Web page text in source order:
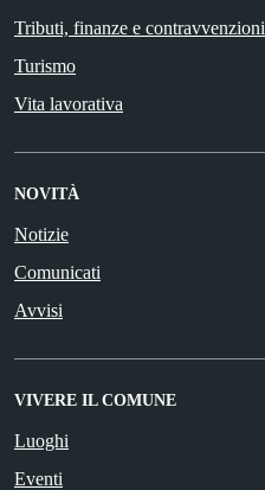
Tributi, finanze e contravvenzioni
Turismo
Vita lavorativa
NOVITÀ
Notizie
Comunicati
Avvisi
VIVERE IL COMUNE
Luoghi
Eventi